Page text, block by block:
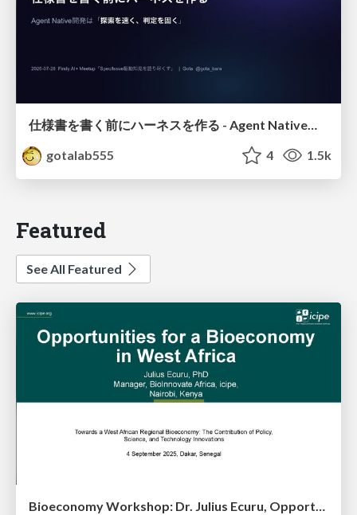
仕様書を書く前にハーネスを作る - Agent Native開発は「探索を速く、判定を固く」
gotalab555
4 1.5k
Featured
See All Featured
Bioeconomy Workshop: Dr. Julius Ecuru, Opportunities for a Bioeconomy in West Africa